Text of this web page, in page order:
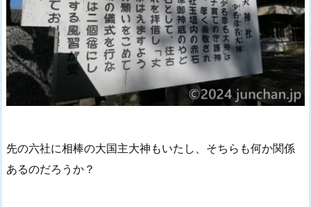
先の六社に相棒の大国主大神もいたし、そちらも何か関係
あるのだろうか？